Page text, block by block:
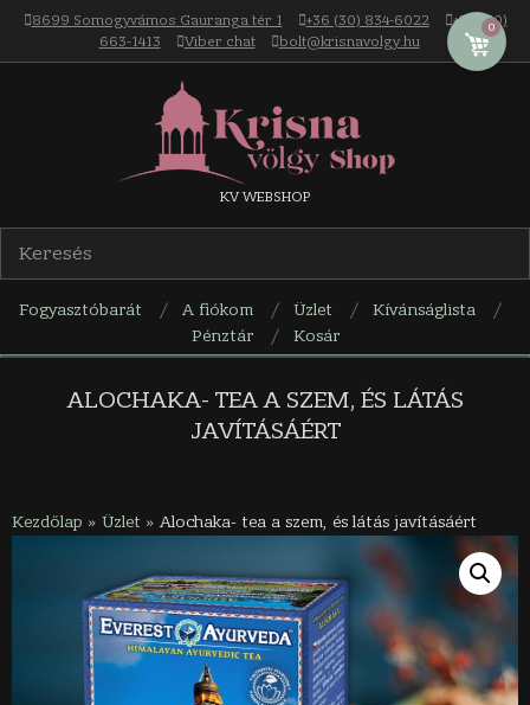
Skip
content
8699 Somogyvámos Gauranga tér 1 +36 (30) 834-6022
+36 (30)
663-1413
Viber chat bolt@krisnavolgy.hu
Krisna-
völgy
webáruház
KV WEBSHOP
Fogyasztóbarát A fiókom Üzlet
Kívánságlista
Pénztár
Kosár
ALOCHAKA- TEA A SZEM, ÉS LÁTÁS
JAVÍTÁSÁÉRT
Kezdőlap » Üzlet » Alochaka- tea a szem, és látás javításáért
0